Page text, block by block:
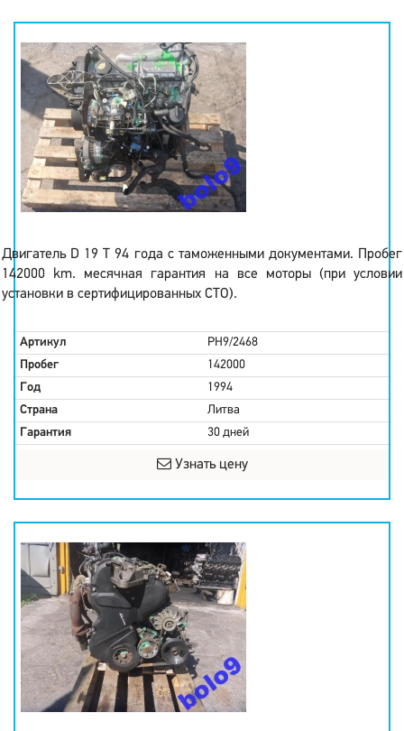
Двигатель D 19 T 94 года с таможенными документами. Пробег
142000 km. месячная гарантия на все моторы (при условии
установки в сертифицированных СТО).
Артикул
PH9/2468
Пробег
142000
Год
1994
Страна
Литва
Гарантия
30 дней
Узнать цену